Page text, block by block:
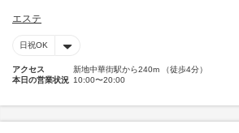
エステ
日祝OK
アクセス
新地中華街駅から240m （徒歩4分）
本日の営業状況 10:00〜20:00